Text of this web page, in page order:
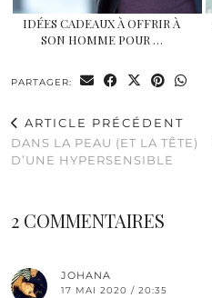
IDÉES CADEAUX À OFFRIR À
SON HOMME POUR …
PARTAGER:
ARTICLE PRÉCÉDENT
DANS LA PEAU (ET LA TÊTE)
D’UNE HYPERSENSIBLE
2 COMMENTAIRES
JOHANA
17 MAI 2020 / 20:35